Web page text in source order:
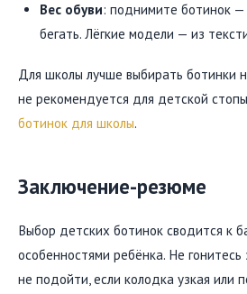
Вес обуви: поднимите ботинок
бегать. Лёгкие модели — из
Для школы лучше выбирать ботинки
не рекомендуется для детской
ботинок для школы.
Заключение-резюме
Выбор детских ботинок сводится к
особенностями ребёнка. Не
не подойти, если колодка узкая